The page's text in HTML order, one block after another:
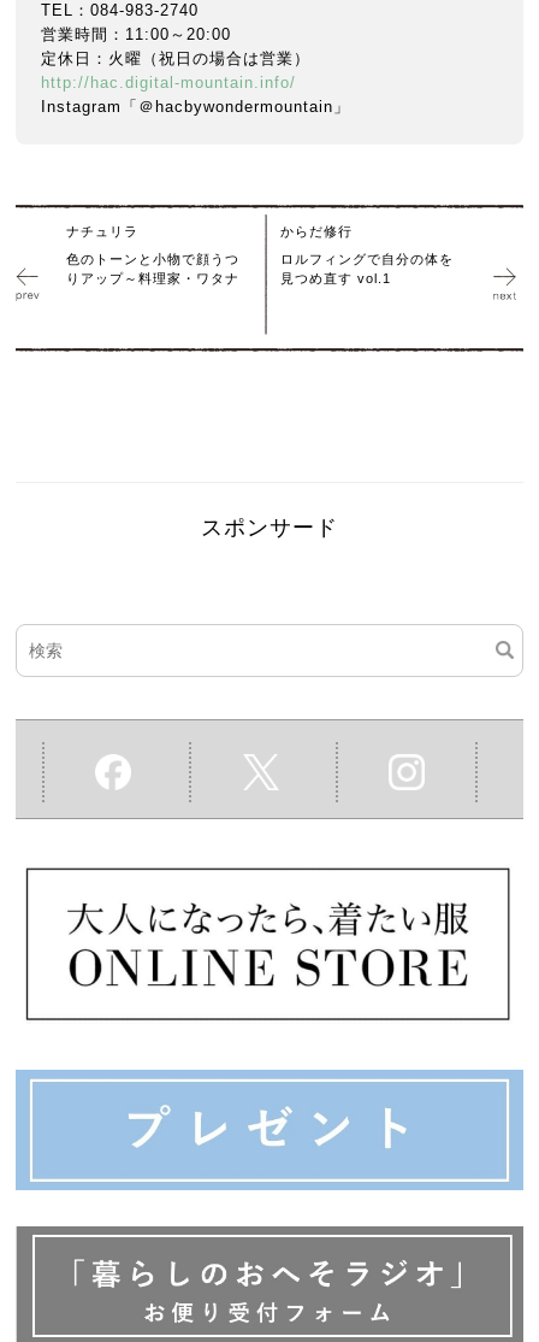
TEL：084-983-2740
営業時間：11:00～20:00
定休日：火曜（祝日の場合は営業）
http://hac.digital-mountain.info/
Instagram「＠hacbywondermountain」
ナチュリラ
色のトーンと小物で顔うつ
りアップ～料理家・ワタナ
からだ修行
ロルフィングで自分の体を
見つめ直す vol.1
スポンサード